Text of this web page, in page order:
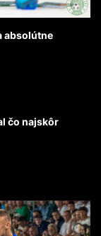
absolútne
čo najskôr